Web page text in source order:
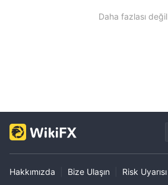
Daha fazlası değil
Hakkımızda Bize Ulaşın Risk Uyarısı